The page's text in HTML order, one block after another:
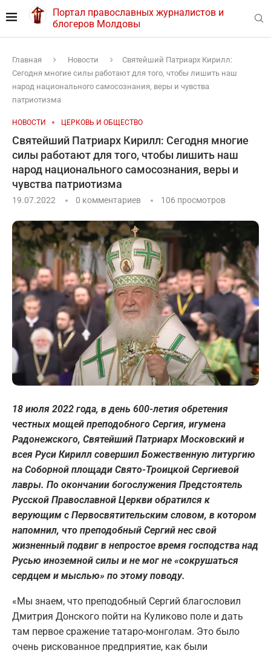
Портал православных журналистов и
блогеров Молдовы
Главная Новости
Святейший Патриарх Кирилл:
Сегодня многие силы работают для того, чтобы лишить наш
народ национального самосознания, веры и чувства
патриотизма
НОВОСТИ ЦЕРКОВЬ И ОБЩЕСТВО
Святейший Патриарх Кирилл: Сегодня многие
силы работают для того, чтобы лишить наш
народ национального самосознания, веры и
чувства патриотизма
19.07.2022 0 комментариев 106 просмотров
18 июля 2022 года, в день 600-летия обретения
честных мощей преподобного Сергия, игумена
Радонежского, Святейший Патриарх Московский и
всея Руси Кирилл совершил Божественную литургию
на Соборной площади Свято-Троицкой Сергиевой
лавры. По окончании богослужения Предстоятель
Русской Православной Церкви обратился к
верующим с Первосвятительским словом, в котором
напомнил, что преподобный Сергий нес свой
жизненный подвиг в непростое время господства над
Русью иноземной силы и не мог не «сокрушаться
сердцем и мыслью» по этому поводу.
«Мы знаем, что преподобный Сергий благословил
Дмитрия Донского пойти на Куликово поле и дать
там первое сражение татаро-монголам. Это было
очень рискованное предприятие, как были